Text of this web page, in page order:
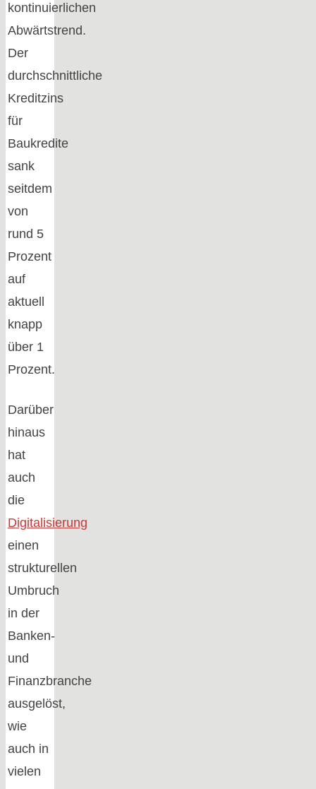
kontinuierlichen
Abwärtstrend.
Der
durchschnittliche
Kreditzins
für
Baukredite
sank
seitdem
von
rund 5
Prozent
auf
aktuell
knapp
über 1
Prozent.
Darüber
hinaus
hat
auch
die
Digitalisierung
einen
strukturellen
Umbruch
in der
Banken-
und
Finanzbranche
ausgelöst,
wie
auch in
vielen